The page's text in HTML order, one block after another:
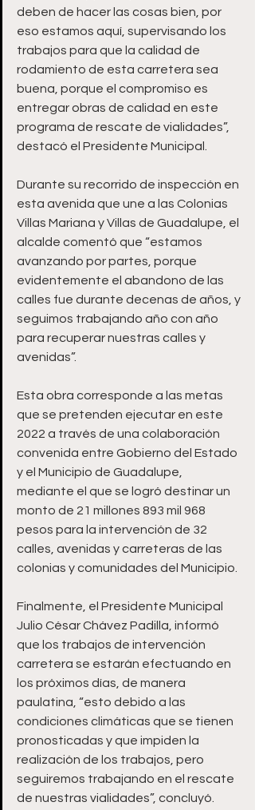
deben de hacer las cosas bien, por
eso estamos aquí, supervisando los
trabajos para que la calidad de
rodamiento de esta carretera sea
buena, porque el compromiso es
entregar obras de calidad en este
programa de rescate de vialidades”,
destacó el Presidente Municipal.
Durante su recorrido de inspección en
esta avenida que une a las Colonias
Villas Mariana y Villas de Guadalupe, el
alcalde comentó que “estamos
avanzando por partes, porque
evidentemente el abandono de las
calles fue durante decenas de años, y
seguimos trabajando año con año
para recuperar nuestras calles y
avenidas”.
Esta obra corresponde a las metas
que se pretenden ejecutar en este
2022 a través de una colaboración
convenida entre Gobierno del Estado
y el Municipio de Guadalupe,
mediante el que se logró destinar un
monto de 21 millones 893 mil 968
pesos para la intervención de 32
calles, avenidas y carreteras de las
colonias y comunidades del Municipio.
Finalmente, el Presidente Municipal
Julio César Chávez Padilla, informó
que los trabajos de intervención
carretera se estarán efectuando en
los próximos días, de manera
paulatina, “esto debido a las
condiciones climáticas que se tienen
pronosticadas y que impiden la
realización de los trabajos, pero
seguiremos trabajando en el rescate
de nuestras vialidades”, concluyó.